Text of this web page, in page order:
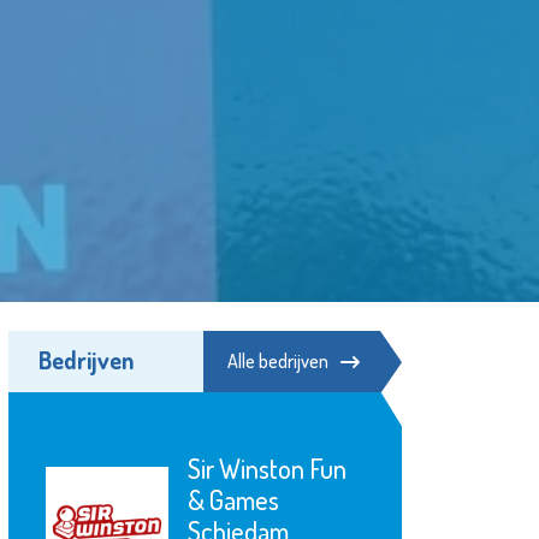
Bedrijven Alle bedrijven
Sir Winston Fun
& Games
Schiedam